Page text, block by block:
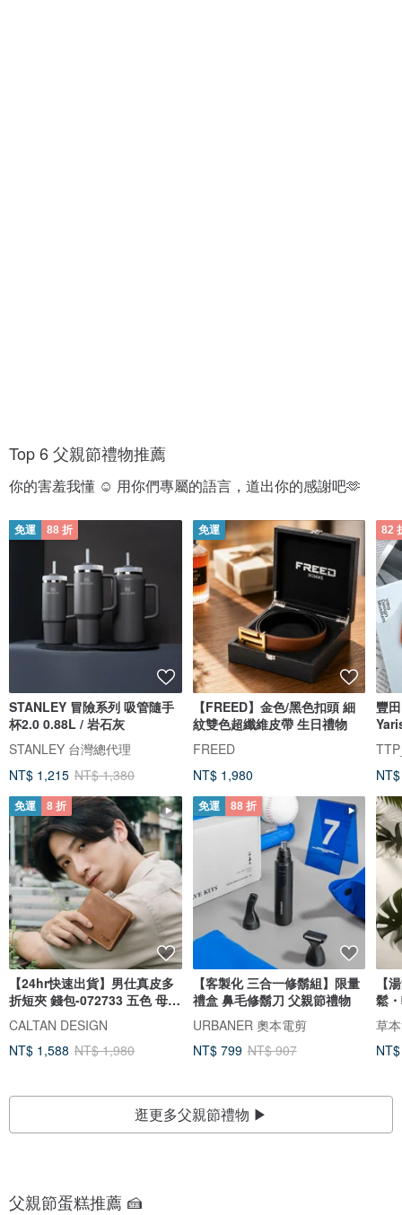
Top 6 父親節禮物推薦
你的害羞我懂 ☺️ 用你們專屬的語言，道出你的感謝吧🫶
免運 88 折
STANLEY 冒險系列 吸管隨手
杯2.0 0.88L / 岩石灰
STANLEY 台灣總代理
NT$ 1,215 NT$ 1,380
免運 8 折
【24hr快速出貨】男仕真皮多
折短夾 錢包-072733 五色 母錢
包
CALTAN DESIGN
NT$ 1,588 NT$ 1,980
免運
【FREED】金色/黑色扣頭 細
紋雙色超纖維皮帶 生日禮物
FREED
NT$ 1,980
免運 88 折
【客製化 三合一修鬍組】限量
禮盒 鼻毛修鬍刀 父親節禮物
URBANER 奧本電剪
NT$ 799 NT$ 907
82
豐
鑰
【
鬆
本
逛更多父親節禮物 ▶
父親節蛋糕推薦 🍰